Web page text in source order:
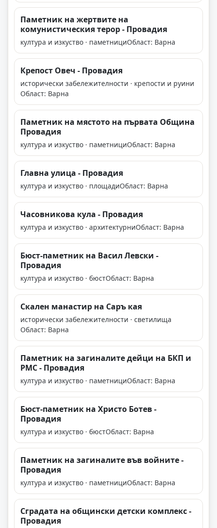
Паметник на жертвите на
комунистическия терор - Провадия
култура и изкуство · паметнициОбласт: Варна
Крепост Овеч - Провадия
исторически забележителности · крепости и руини
Област: Варна
Паметник на мястото на първата Община
Провадия
култура и изкуство · паметнициОбласт: Варна
Главна улица - Провадия
култура и изкуство · площадиОбласт: Варна
Часовникова кула - Провадия
култура и изкуство · архитектурниОбласт: Варна
Бюст-паметник на Васил Левски -
Провадия
култура и изкуство · бюстОбласт: Варна
Скален манастир на Саръ кая
исторически забележителности · светилища
Област: Варна
Паметник на загиналите дейци на БКП и
РМС - Провадия
култура и изкуство · паметнициОбласт: Варна
Бюст-паметник на Христо Ботев -
Провадия
култура и изкуство · бюстОбласт: Варна
Паметник на загиналите във войните -
Провадия
култура и изкуство · паметнициОбласт: Варна
Сградата на общински детски комплекс -
Провадия